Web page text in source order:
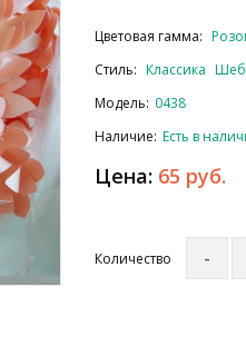
Цветовая гамма:
Стиль: Классика
Модель: 0438
Наличие: Есть в
Цена: 65 руб.
Количество